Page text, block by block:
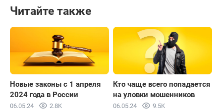
Читайте также
Новые законы с 1 апреля
2024 года в России
06.05.24 2.8K
Кто чаще всего попадается
на уловки мошенников
06.05.24 9.5K